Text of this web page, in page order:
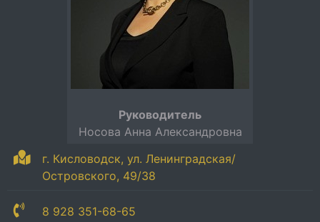
г. Кисловодск, ул. Ленинградская/
Островского, 49/38
8 928 351-68-65
Руководитель
Носова Анна Александровна